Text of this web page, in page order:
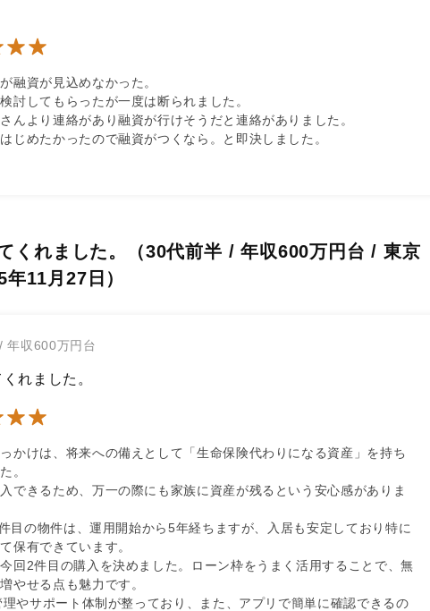
融資が見込めなかった。
討してもらったが一度は断られました。
んより連絡があり融資が行けそうだと連絡がありました。
じめたかったので融資がつくなら。と即決しました。
くれました。（30代前半 / 年収600万円台 / 東京
11月27日）
年収600万円台
れました。
かけは、将来への備えとして「生命保険代わりになる資産」を持ち
。
できるため、万一の際にも家族に資産が残るという安心感がありま
目の物件は、運用開始から5年経ちますが、入居も安定しており特に
保有できています。
回2件目の購入を決めました。ローン枠をうまく活用することで、無
やせる点も魅力です。
やサポート体制が整っており、また、アプリで簡単に確認できるの